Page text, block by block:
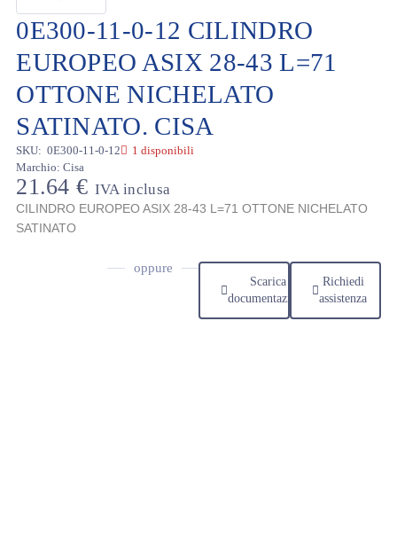
0E300-11-0-12 CILINDRO
EUROPEO ASIX 28-43 L=71
OTTONE NICHELATO
SATINATO. CISA
SKU: 0E300-11-0-12
Marchio: Cisa
1 disponibili
21.64€ IVA inclusa
CILINDRO EUROPEO ASIX 28-43 L=71 OTTONE NICHELATO
SATINATO
oppure
Scarica
documentazione
Richiedi
assistenza